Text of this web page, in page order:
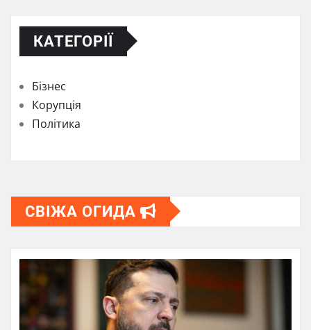
КАТЕГОРІЇ
Бізнес
Корупція
Політика
СВІЖА ОГИДА